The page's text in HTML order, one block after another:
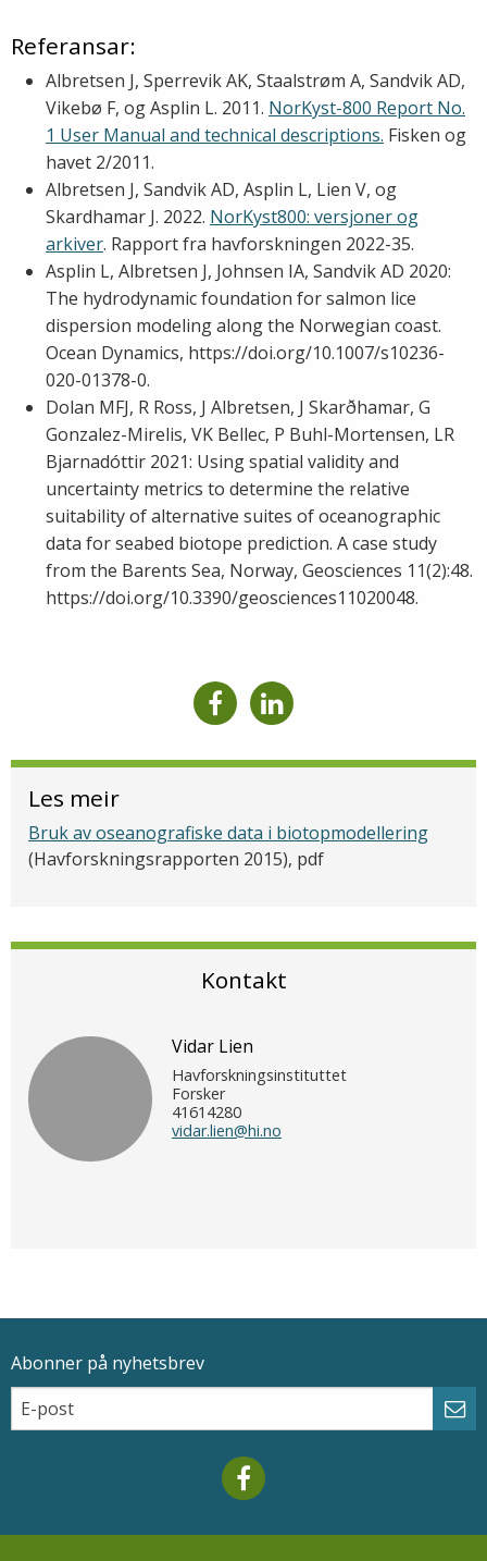
Referansar:
Albretsen J, Sperrevik AK, Staalstrøm A, Sandvik AD,
Vikebø F, og Asplin L. 2011. NorKyst-800 Report No.
1 User Manual and technical descriptions. Fisken og
havet 2/2011.
Albretsen J, Sandvik AD, Asplin L, Lien V, og
Skardhamar J. 2022. NorKyst800: versjoner og
arkiver. Rapport fra havforskningen 2022-35.
Asplin L, Albretsen J, Johnsen IA, Sandvik AD 2020:
The hydrodynamic foundation for salmon lice
dispersion modeling along the Norwegian coast.
Ocean Dynamics, https://doi.org/10.1007/s10236-
020-01378-0.
Dolan MFJ, R Ross, J Albretsen, J Skarðhamar, G
Gonzalez-Mirelis, VK Bellec, P Buhl-Mortensen, LR
Bjarnadóttir 2021: Using spatial validity and
uncertainty metrics to determine the relative
suitability of alternative suites of oceanographic
data for seabed biotope prediction. A case study
from the Barents Sea, Norway, Geosciences 11(2):48.
https://doi.org/10.3390/geosciences11020048.
Les meir
Bruk av oseanografiske data i biotopmodellering
(Havforskningsrapporten 2015), pdf
Kontakt
Vidar Lien
Havforskningsinstituttet
Forsker
41614280
vidar.lien@hi.no
Epostadresse
Abonner på nyhetsbrev
Email
Mareano facebook